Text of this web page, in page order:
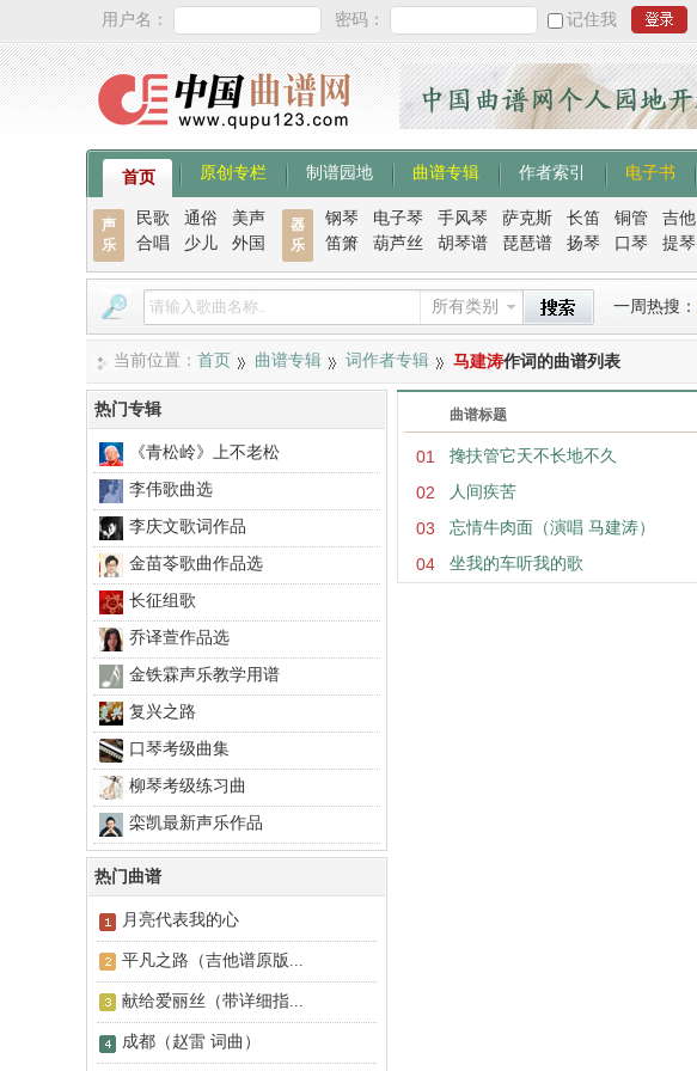
用户名： 密码： 记住我
首页 原创专栏 制谱园地 曲谱专辑 作者索引 电子书
声
乐
民歌 通俗
美声
合唱
少儿 外国
器
乐
钢琴 电子琴 手风琴 萨克斯 长笛 铜管 吉他
笛箫
葫芦丝 胡琴谱 琵琶谱 扬琴 口琴 提琴
所有类别 一周热搜：
当前位置： 首页 曲谱专辑 词作者专辑 马建涛作词的曲谱列表
曲谱标题
01 搀扶管它天不长地不久
02 人间疾苦
03 忘情牛肉面（演唱 马建涛）
04 坐我的车听我的歌
热门专辑
《青松岭》上不老松
李伟歌曲选
李庆文歌词作品
金苗苓歌曲作品选
长征组歌
乔译萱作品选
金铁霖声乐教学用谱
复兴之路
口琴考级曲集
柳琴考级练习曲
栾凯最新声乐作品
热门曲谱
月亮代表我的心
平凡之路（吉他谱原版...
献给爱丽丝（带详细指...
成都（赵雷 词曲）